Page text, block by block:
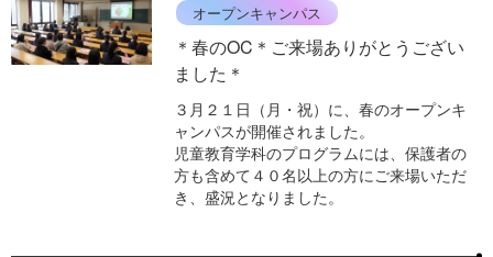
オープンキャンパス
＊春のOC＊ご来場ありがとうござい
ました＊
３月２１日（月・祝）に、春のオープンキ
ャンパスが開催されました。
児童教育学科のプログラムには、保護者の
方も含めて４０名以上の方にご来場いただ
き、盛況となりました。